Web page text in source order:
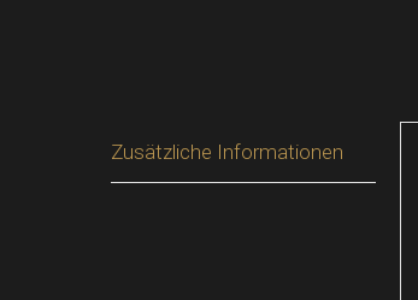
Zusätzliche Informationen